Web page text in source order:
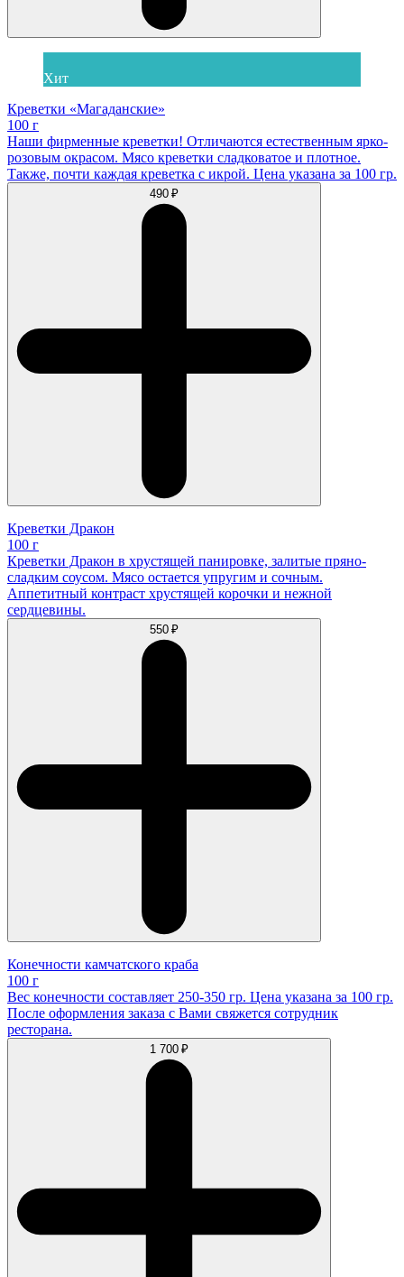
Хит
Креветки «Магаданские»
100 г
Наши фирменные креветки! Отличаются естественным ярко-
розовым окрасом. Мясо креветки сладковатое и плотное.
Также, почти каждая креветка с икрой. Цена указана за 100 гр.
490 ₽
Креветки Дракон
100 г
Креветки Дракон в хрустящей панировке, залитые пряно-
сладким соусом. Мясо остается упругим и сочным.
Аппетитный контраст хрустящей корочки и нежной
сердцевины.
550 ₽
Конечности камчатского краба
100 г
Вес конечности составляет 250-350 гр. Цена указана за 100 гр.
После оформления заказа с Вами свяжется сотрудник
ресторана.
1 700 ₽